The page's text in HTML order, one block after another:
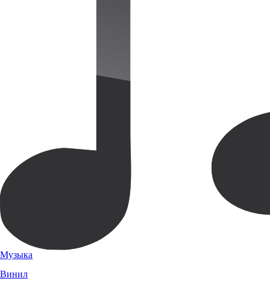
Музыка
Винил